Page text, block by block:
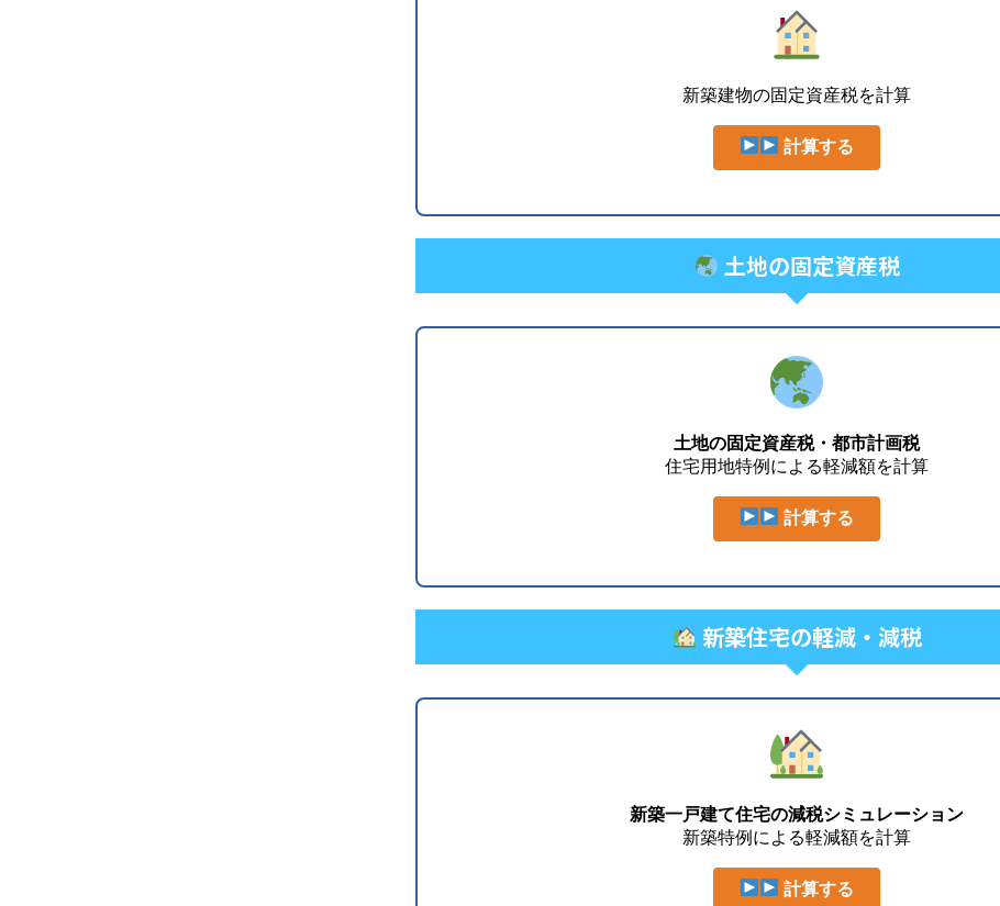
新築建物の固定資産税を計算
計算する
土地の固定資産税
土地の固定資産税・都市計画税
住宅用地特例による軽減額を計算
計算する
新築住宅の軽減・減税
新築一戸建て住宅の減税シミュレーション
新築特例による軽減額を計算
計算する